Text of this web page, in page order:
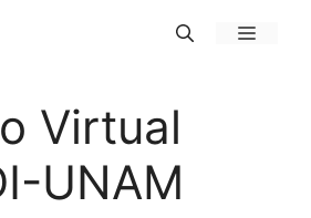
MENÚ
Virtual
UNAM